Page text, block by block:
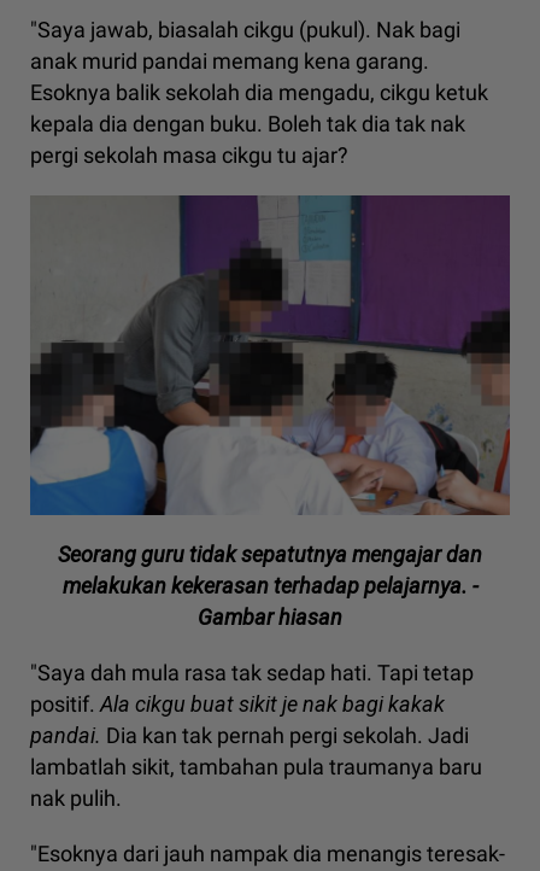
"Saya jawab, biasalah cikgu (pukul). Nak bagi
anak murid pandai memang kena garang.
Esoknya balik sekolah dia mengadu, cikgu ketuk
kepala dia dengan buku. Boleh tak dia tak nak
pergi sekolah masa cikgu tu ajar?
Seorang guru tidak sepatutnya mengajar dan
melakukan kekerasan terhadap pelajarnya. -
Gambar hiasan
"Saya dah mula rasa tak sedap hati. Tapi tetap
positif.Ala cikgu buat sikit je nak bagi kakak
pandai. Dia kan tak pernah pergi sekolah. Jadi
lambatlah sikit, tambahan pula traumanya baru
nak pulih.
"Esoknya dari jauh nampak dia menangis teresak-